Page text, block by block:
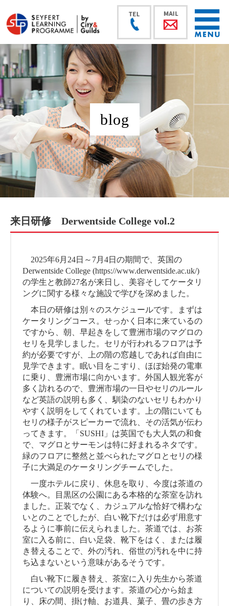
blog
来日研修 Derwentside College vol.2
2025年6月24日～7月4日の期間で、英国の
Derwentside College (https://www.derwentside.ac.uk/)
の学生と教師27名が来日し、美容そしてケータリ
ングに関する様々な施設で学びを深めました。
本日の研修は別々のスケジュールです。まずは
ケータリングコース。せっかく日本に来ているの
ですから、朝、早起きをして豊洲市場のマグロの
セリを見学しました。セリが行われるフロアは予
約が必要ですが、上の階の窓越しであれば自由に
見学できます。眠い目をこすり、ほぼ始発の電車
に乗り、豊洲市場に向かいます。外国人観光客が
多く訪れるので、豊洲市場の一日やセリのルール
など英語の説明も多く、馴染のないセリもわかり
やすく説明をしてくれています。上の階にいても
セリの様子がスピーカーで流れ、その活気が伝わ
ってきます。「SUSHI」は英国でも大人気の和食
で、マグロとサーモンは特に好まれるネタです。
緑のフロアに整然と並べられたマグロとセリの様
子に大満足のケータリングチームでした。
一度ホテルに戻り、休息を取り、今度は茶道の
体験へ。目黒区の公園にある本格的な茶室を訪れ
ました。正装でなく、カジュアルな恰好で構わな
いとのことでしたが、白い靴下だけは必ず用意す
るように事前に伝えられました。茶道では、お茶
室に入る前に、白い足袋、靴下をはく、または履
き替えることで、外の汚れ、俗世の汚れを中に持
ち込まないという意味があるそうです。
白い靴下に履き替え、茶室に入り先生から茶道
についての説明を受けます。茶道の心から始ま
り、床の間、掛け軸、お道具、菓子、畳の歩き方